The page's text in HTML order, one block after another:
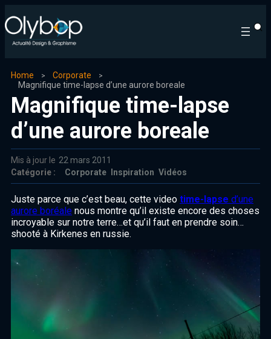
Home
Corporate
Magnifique time-lapse d’une aurore boreale
Magnifique time-lapse
d’une aurore boreale
Mis à jour le 22 mars 2011
Catégorie :
Corporate Inspiration Vidéos
Juste parce que c’est beau, cette video time-lapse d’une
aurore boréale nous montre qu’il existe encore des choses
incroyable sur notre terre…et qu’il faut en prendre soin…
shooté à Kirkenes en russie.